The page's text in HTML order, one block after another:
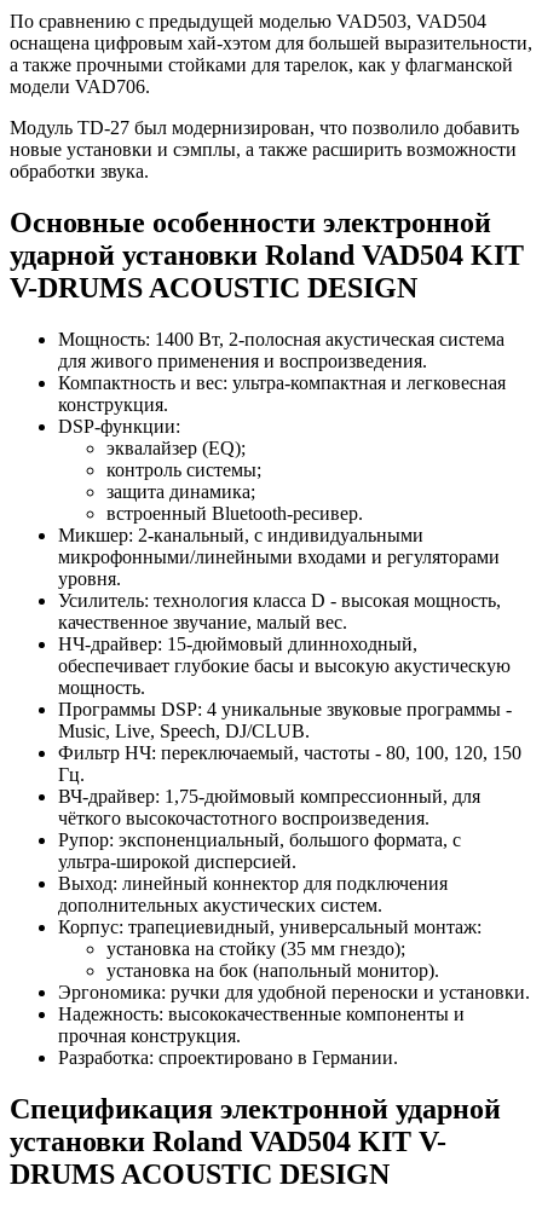
По сравнению с предыдущей моделью VAD503, VAD504
оснащена цифровым хай-хэтом для большей выразительности,
а также прочными стойками для тарелок, как у флагманской
модели VAD706.
Модуль TD-27 был модернизирован, что позволило добавить
новые установки и сэмплы, а также расширить возможности
обработки звука.
Основные особенности электронной
ударной установки Roland VAD504 KIT
V-DRUMS ACOUSTIC DESIGN
Мощность: 1400 Вт, 2‑полосная акустическая система
для живого применения и воспроизведения.
Компактность и вес: ультра‑компактная и легковесная
конструкция.
DSP‑функции:
эквалайзер (EQ);
контроль системы;
защита динамика;
встроенный Bluetooth‑ресивер.
Микшер: 2‑канальный, с индивидуальными
микрофонными/линейными входами и регуляторами
уровня.
Усилитель: технология класса D - высокая мощность,
качественное звучание, малый вес.
НЧ‑драйвер: 15‑дюймовый длинноходный,
обеспечивает глубокие басы и высокую акустическую
мощность.
Программы DSP: 4 уникальные звуковые программы -
Music, Live, Speech, DJ/CLUB.
Фильтр НЧ: переключаемый, частоты - 80, 100, 120, 150
Гц.
ВЧ‑драйвер: 1,75‑дюймовый компрессионный, для
чёткого высокочастотного воспроизведения.
Рупор: экспоненциальный, большого формата, с
ультра‑широкой дисперсией.
Выход: линейный коннектор для подключения
дополнительных акустических систем.
Корпус: трапециевидный, универсальный монтаж:
установка на стойку (35 мм гнездо);
установка на бок (напольный монитор).
Эргономика: ручки для удобной переноски и установки.
Надежность: высококачественные компоненты и
прочная конструкция.
Разработка: спроектировано в Германии.
Спецификация электронной ударной
установки Roland VAD504 KIT V-
DRUMS ACOUSTIC DESIGN